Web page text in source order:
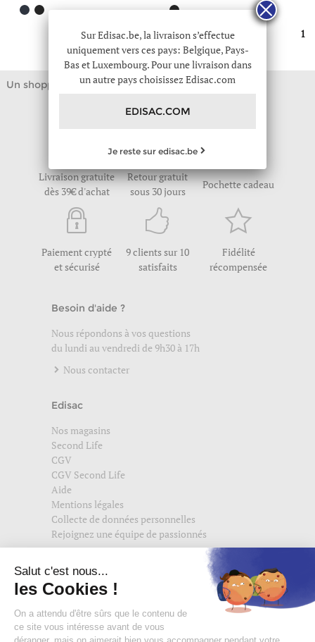
1
Un shopping en ligne facile
Livraison gratuite
dès 39€ d'achat
Retour gratuit
sous 30 jours
Pochette cadeau
Paiement crypté
et sécurisé
9 clients sur 10
satisfaits
Fidélité
récompensée
Besoin d'aide ?
Nous répondons à vos questions
du lundi au vendredi de 9h30 à 17h
Nous contacter
Edisac
Nos magasins
Second Life
CGV
CGV Second Life
Aide
Mentions légales
Collecte de données personnelles
Rejoignez une équipe de passionnés
edisac.com
edisac.nl.
Rejoignez la communauté edisac :
Sur Edisac.be, la livraison s’effectue
uniquement vers ces pays: Belgique, Pays-
Bas et Luxembourg. Pour une livraison dans
un autre pays choisissez Edisac.com
EDISAC.COM
Je reste sur edisac.be